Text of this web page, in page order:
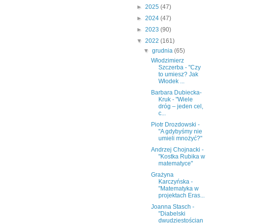
► 2025 (47)
► 2024 (47)
► 2023 (90)
▼ 2022 (161)
▼grudnia(65)
Włodzimierz
Szczerba - "Czy
to umiesz? Jak
Włodek ...
Barbara Dubiecka-
Kruk - "Wiele
dróg – jeden cel,
c...
Piotr Drozdowski -
"A gdybyśmy nie
umieli mnożyć?"
Andrzej Chojnacki -
"Kostka Rubika w
matematyce"
Grażyna
Karczyńska -
"Matematyka w
projektach Eras...
Joanna Stasch -
"Diabelski
dwudziestościan